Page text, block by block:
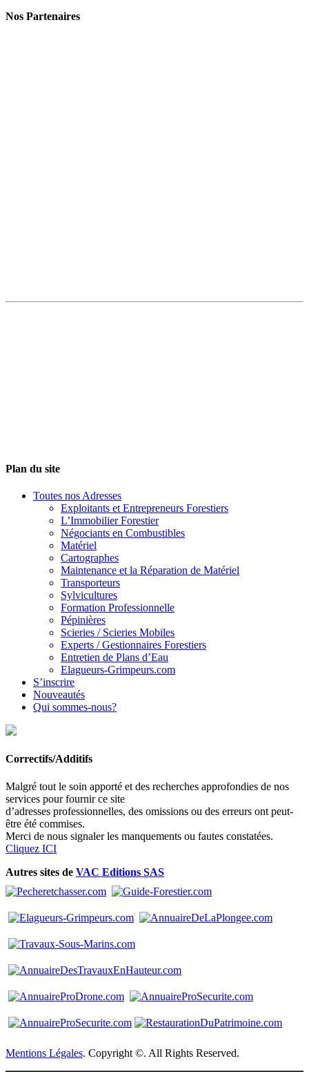
Nos Partenaires
Plan du site
Toutes nos Adresses
Exploitants et Entrepreneurs Forestiers
L’Immobilier Forestier
Négociants en Combustibles
Matériel
Cartographes
Maintenance et la Réparation de Matériel
Transporteurs
Sylvicultures
Formation Professionnelle
Pépinières
Scieries / Scieries Mobiles
Experts / Gestionnaires Forestiers
Entretien de Plans d’Eau
Elagueurs-Grimpeurs.com
S’inscrire
Nouveautés
Qui sommes-nous?
Correctifs/Additifs
Malgré tout le soin apporté et des recherches approfondies de nos
services pour fournir ce site
d’adresses professionnelles, des omissions ou des erreurs ont peut-
être été commises.
Merci de nous signaler les manquements ou fautes constatées.
Cliquez ICI
Autres sites de VAC Editions SAS
Mentions Légales. Copyright ©. All Rights Reserved.